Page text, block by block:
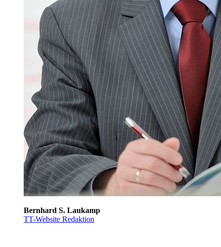
Bernhard S. Laukamp
TT-Website Redaktion